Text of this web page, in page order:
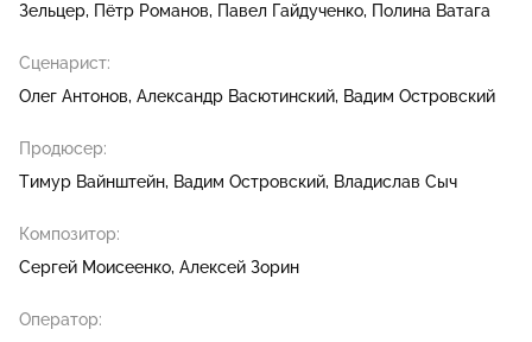
Зельцер Пётр Романов Павел Гайдученко Полина Ватага
Сценарист:
Олег Антонов Александр Васютинский Вадим Островский
Продюсер:
Тимур Вайнштейн Вадим Островский Владислав Сыч
Композитор:
Сергей Моисеенко Алексей Зорин
Оператор: